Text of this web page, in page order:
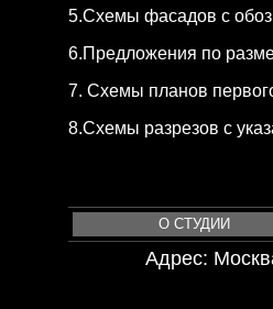
5.Схемы фасадов с
6.Предложения по
7. Схемы планов
8.Схемы разрезов с
О СТУДИИ
Адрес: